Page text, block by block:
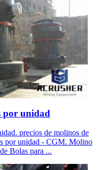
por unidad
precios de molinos de
por unidad - CGM. Molino
Bolas para ...